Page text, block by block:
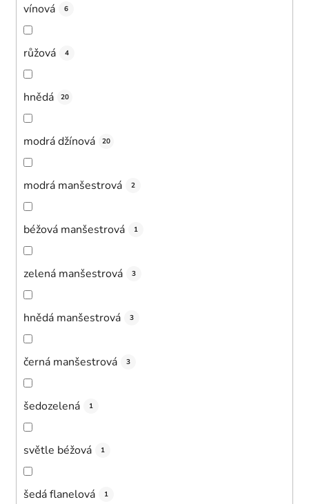
vínová 6
růžová 4
hnědá 20
modrá džínová 20
modrá manšestrová 2
béžová manšestrová 1
zelená manšestrová 3
hnědá manšestrová 3
černá manšestrová 3
šedozelená 1
světle béžová 1
šedá flanelová 1